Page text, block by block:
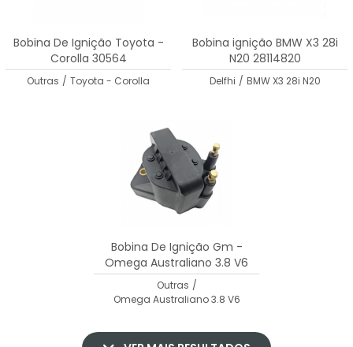
Bobina De Ignição Toyota -
Corolla 30564
Outras / Toyota - Corolla
Bobina ignição BMW X3 28i
N20 28114820
Delfhi / BMW X3 28i N20
Bobina De Ignição Gm -
Omega Australiano 3.8 V6
30528
Outras /
Omega Australiano 3.8 V6